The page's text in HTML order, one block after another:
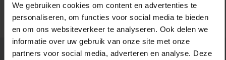
We gebruiken cookies om content en advertenties te
personaliseren, om functies voor social media te bieden
en om ons websiteverkeer te analyseren. Ook delen we
informatie over uw gebruik van onze site met onze
partners voor social media, adverteren en analyse. Deze
Stond er een fout op deze pagina?